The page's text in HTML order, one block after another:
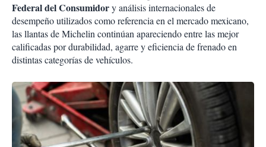
Federal del Consumidory análisis internacionales de
desempeño utilizados como referencia en el mercado mexicano,
las llantas de Michelin continúan apareciendo entre las mejor
calificadas por durabilidad, agarre y eficiencia de frenado en
distintas categorías de vehículos.